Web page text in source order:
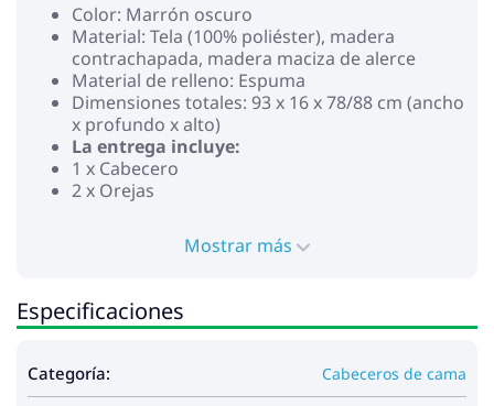
Color: Marrón oscuro
Material: Tela (100% poliéster), madera
contrachapada, madera maciza de alerce
Material de relleno: Espuma
Dimensiones totales: 93 x 16 x 78/88 cm (ancho
x profundo x alto)
La entrega incluye:
1 x Cabecero
2 x Orejas
Mostrar más
Especificaciones
Categoría: Cabeceros de cama